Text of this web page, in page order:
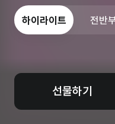
하이라이트 전반
선물하기